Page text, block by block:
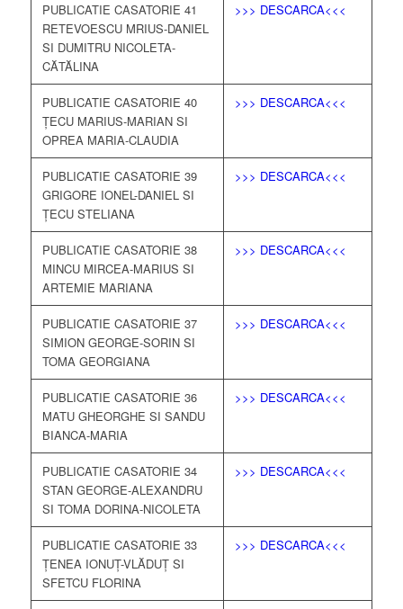
PUBLICATIE CASATORIE 41
RETEVOESCU MRIUS-DANIEL
SI DUMITRU NICOLETA-
CĂTĂLINA
>>> DESCARCA<<<
PUBLICATIE CASATORIE 40
ȚECU MARIUS-MARIAN SI
OPREA MARIA-CLAUDIA
>>> DESCARCA<<<
PUBLICATIE CASATORIE 39
GRIGORE IONEL-DANIEL SI
ȚECU STELIANA
>>> DESCARCA<<<
PUBLICATIE CASATORIE 38
MINCU MIRCEA-MARIUS SI
ARTEMIE MARIANA
>>> DESCARCA<<<
PUBLICATIE CASATORIE 37
SIMION GEORGE-SORIN SI
TOMA GEORGIANA
>>> DESCARCA<<<
PUBLICATIE CASATORIE 36
MATU GHEORGHE SI SANDU
BIANCA-MARIA
>>> DESCARCA<<<
PUBLICATIE CASATORIE 34
STAN GEORGE-ALEXANDRU
SI TOMA DORINA-NICOLETA
>>> DESCARCA<<<
PUBLICATIE CASATORIE 33
ȚENEA IONUȚ-VLĂDUȚ SI
SFETCU FLORINA
>>> DESCARCA<<<